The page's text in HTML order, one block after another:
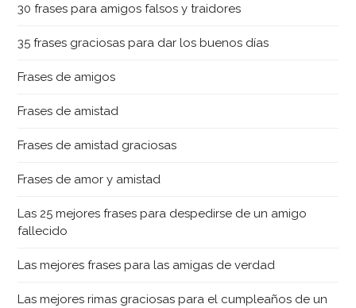
30 frases para amigos falsos y traidores
35 frases graciosas para dar los buenos días
Frases de amigos
Frases de amistad
Frases de amistad graciosas
Frases de amor y amistad
Las 25 mejores frases para despedirse de un amigo
fallecido
Las mejores frases para las amigas de verdad
Las mejores rimas graciosas para el cumpleaños de un